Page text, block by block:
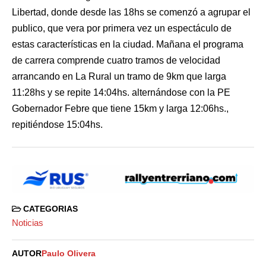
Libertad, donde desde las 18hs se comenzó a agrupar el
publico, que vera por primera vez un espectáculo de
estas características en la ciudad. Mañana el programa
de carrera comprende cuatro tramos de velocidad
arrancando en La Rural un tramo de 9km que larga
11:28hs y se repite 14:04hs. alternándose con la PE
Gobernador Febre que tiene 15km y larga 12:06hs.,
repitiéndose 15:04hs.
CATEGORIAS
Noticias
AUTOR Paulo Olivera